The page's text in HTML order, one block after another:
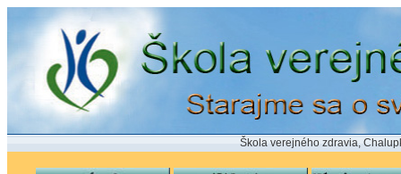
Škola verejného zdravia, Chalupkova